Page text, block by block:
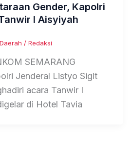
Gender, Kapolri
I Aisyiyah
Daerah / Redaksi
SEMARANG
Jenderal Listyo Sigit
acara Tanwir I
di Hotel Tavia